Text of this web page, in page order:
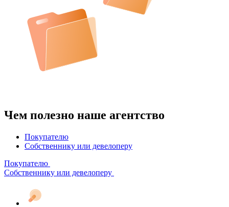
Чем полезно наше агентство
Покупателю
Собственнику или девелоперу
Покупателю
Собственнику или девелоперу